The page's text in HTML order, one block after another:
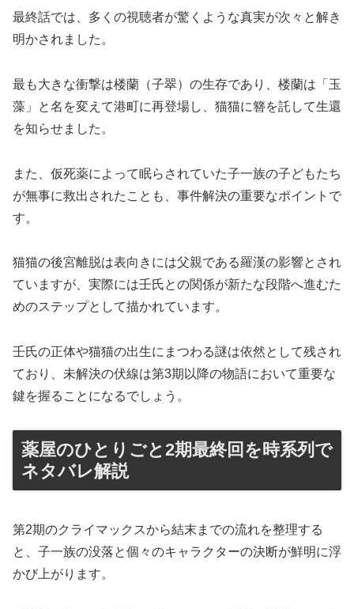
最終話では、多くの視聴者が驚くような真実が次々と解き
明かされました。
最も大きな衝撃は楼蘭（子翠）の生存であり、楼蘭は「玉
藻」と名を変えて港町に再登場し、猫猫に簪を託して生還
を知らせました。
また、仮死薬によって眠らされていた子一族の子どもたち
が無事に救出されたことも、事件解決の重要なポイントで
す。
猫猫の後宮離脱は表向きには父親である羅漢の影響とされ
ていますが、実際には壬氏との関係が新たな段階へ進むた
めのステップとして描かれています。
壬氏の正体や猫猫の出生にまつわる謎は依然として残され
ており、未解決の伏線は第3期以降の物語において重要な
鍵を握ることになるでしょう。
薬屋のひとりごと2期最終回を時系列で
ネタバレ解説
第2期のクライマックスから結末までの流れを整理する
と、子一族の没落と個々のキャラクターの決断が鮮明に浮
かび上がります。